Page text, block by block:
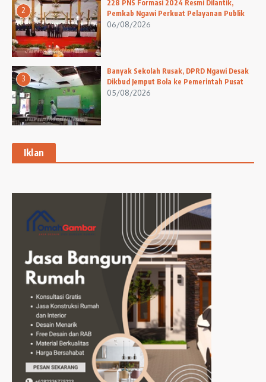
2
228 PNS Formasi 2024 Resmi Dilantik,
Pemkab Ngawi Perkuat Pelayanan Publik
06/08/2026
3
Banyak Sekolah Rusak, DPRD Ngawi Desak
Dikbud Jemput Bola ke Pemerintah Pusat
05/08/2026
Iklan